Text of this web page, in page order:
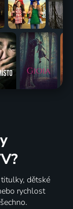
dětské
rychlost